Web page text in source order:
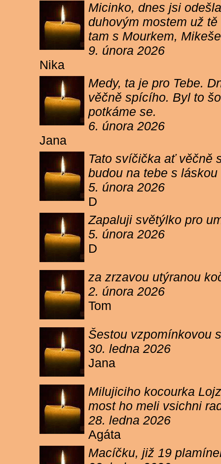
Micinko, dnes jsi
duhovým mostem už
tam s Mourkem,
9. února 2026
Nika
Medy, ta je pro Tebe.
věčně spícího. Byl to
potkáme se.
6. února 2026
Jana
Tato svíčička ať věčně
budou na tebe s
5. února 2026
D
Zapaluji světýlko pro
5. února 2026
D
za zrzavou utýranou
2. února 2026
Tom
Šestou vzpomínkovou
30. ledna 2026
Jana
Milujiciho kocourka
most ho meli vsichni
28. ledna 2026
Agáta
Macíčku, již 19